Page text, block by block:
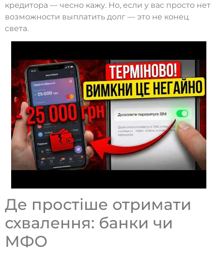
кредитора — чесно кажу. Но, если у вас просто нет
возможности выплатить долг — это не конец
света.
Де простіше отримати
схвалення: банки чи
МФО